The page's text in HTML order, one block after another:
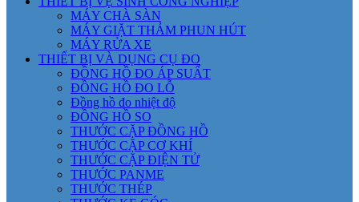
MÁY CHÀ SÀN
MÁY GIẶT THẢM PHUN HÚT
MÁY RỬA XE
THIẾT BỊ VÀ DỤNG CỤ ĐO
ĐỒNG HỒ ĐO ÁP SUẤT
ĐỒNG HỒ ĐO LỖ
Đồng hồ đo nhiệt độ
ĐỒNG HỒ SO
THƯỚC CẶP ĐỒNG HỒ
THƯỚC CẶP CƠ KHÍ
THƯỚC CẶP ĐIỆN TỬ
THƯỚC PANME
THƯỚC THÉP